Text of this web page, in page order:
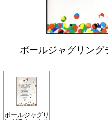
ボールジャグリング
ボールジャグリ